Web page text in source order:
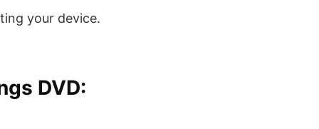
your device.
DVD: